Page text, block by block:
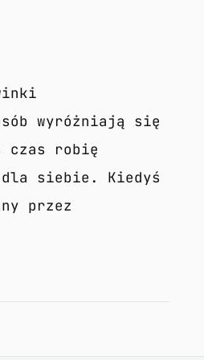
wyróżniają się
czas robię
siebie. Kiedyś
przez